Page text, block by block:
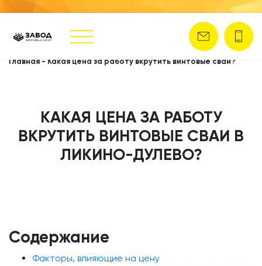
Главная - Какая цена за работу вкрутить винтовые сваи?
КАКАЯ ЦЕНА ЗА РАБОТУ
ВКРУТИТЬ ВИНТОВЫЕ СВАИ В
ЛИКИНО-ДУЛЕВО?
Содержание
Факторы, влияющие на цену